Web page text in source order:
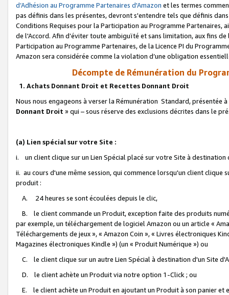
d’Adhésion au Programme Partenaires d'Amazon et les termes
pas définis dans les présentes, devront s'entendre tels que définis
Conditions Requises pour la Participation au Programme Partenaires,
de l'Accord. Afin d’éviter toute ambiguïté et sans limitation, aux fins
Participation au Programme Partenaires, de la Licence PI du
Amazon sera considérée comme la violation d’une obligation
Décompte de Rémunération du
1. Achats Donnant Droit et Recettes Donnant Droit
Nous nous engageons à verser la Rémunération Standard, présentée
Donnant Droit » qui – sous réserve des exclusions décrites dans le
(a) Lien spécial sur votre Site :
i. un client clique sur un Lien Spécial placé sur votre Site à destination
ii. au cours d'une même session, qui commence lorsqu'un client
produit :
A. 24 heures se sont écoulées depuis le clic,
B. le client commande un Produit, exception faite des produits
par exemple, un téléchargement de logiciel Amazon ou un article «
Téléchargements de jeux », « Amazon Coin », « Livres électroniques
Magazines électroniques Kindle ») (un « Produit Numérique ») ou
C. le client clique sur un autre Lien Spécial à destination d'un Site
D. le client achète un Produit via notre option 1-Click ; ou
E. le client achète un Produit en ajoutant un Produit à son panier et